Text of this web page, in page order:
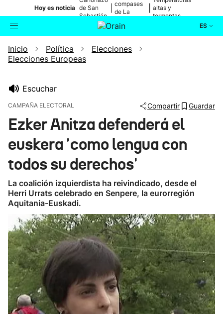
Hoy es noticia de San
Sebastián
compases
de La
altas y
tormentas
ES
Buscador Actualidad
Ikusmiran
Eguraldia
Inicio Política
Elecciones
Elecciones Europeas
Escuchar
CAMPAÑA ELECTORAL Compartir Guardar
Ezker Anitza defenderá el
euskera 'como lengua con
todos su derechos'
La coalición izquierdista ha reivindicado, desde el
Herri Urrats celebrado en Senpere, la eurorregión
Aquitania-Euskadi.